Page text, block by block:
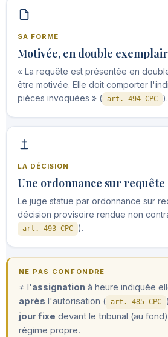
SA FORME
Motivée, en double
« La requête est présentée en
être motivée. Elle doit comporter
pièces invoquées » ( art. 494 CPC ).
LA DÉCISION
Une ordonnance sur requête
Le juge statue par ordonnance sur
décision provisoire rendue non
art. 493 CPC ).
NE PAS CONFONDRE
≠ l'assignation à heure indiquée
après l'autorisation ( art. 485 CPC
jour fixe devant le tribunal (au
régime propre.